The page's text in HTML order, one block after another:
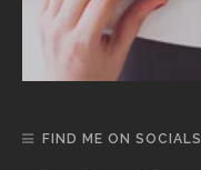
FIND ME ON SOCIALS